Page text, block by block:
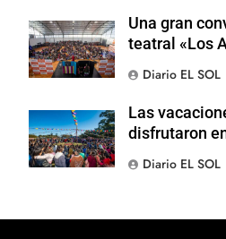
Una gran
teatral «Los
Diario EL SOL
Las
disfrutaron
Diario EL SOL